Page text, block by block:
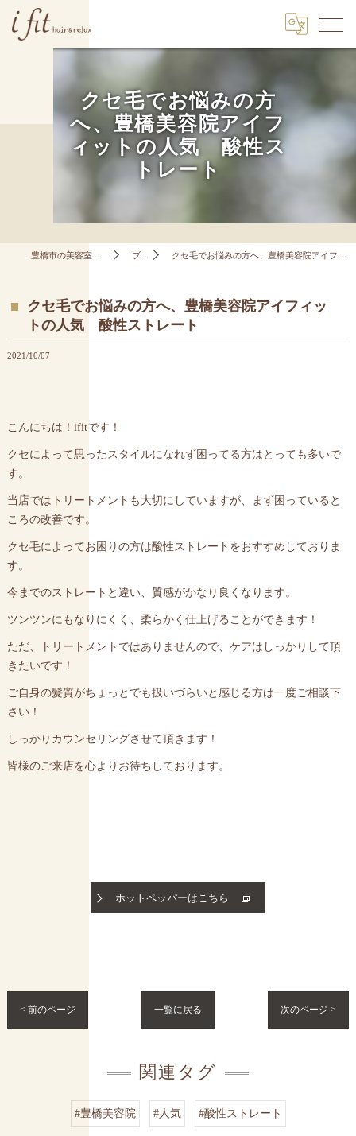
クセ毛でお悩みの方
へ、豊橋美容院アイフ
ィットの人気 酸性ス
トレート
豊橋市の美容室はi fit hair&relax ブログ クセ毛でお悩みの方へ、豊橋美容院アイフィットの人気 酸性ストレート
クセ毛でお悩みの方へ、豊橋美容院アイフィッ
トの人気 酸性ストレート
2021/10/07
こんにちは！ifitです！
クセによって思ったスタイルになれず困ってる方はとっても多いで
す。
当店ではトリートメントも大切にしていますが、まず困っていると
ころの改善です。
クセ毛によってお困りの方は酸性ストレートをおすすめしておりま
す。
今までのストレートと違い、質感がかなり良くなります。
ツンツンにもなりにくく、柔らかく仕上げることができます！
ただ、トリートメントではありませんので、ケアはしっかりして頂
きたいです！
ご自身の髪質がちょっとでも扱いづらいと感じる方は一度ご相談下
さい！
しっかりカウンセリングさせて頂きます！
皆様のご来店を心よりお待ちしております。
ホットペッパーはこちら
< 前のページ 一覧に戻る 次のページ >
関連タグ
#豊橋美容院 #人気 #酸性ストレート